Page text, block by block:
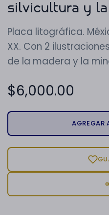
silvicultura y
Placa litográfica.
XX. Con 2
de la madera y la
$6,000.00
AGREGAR